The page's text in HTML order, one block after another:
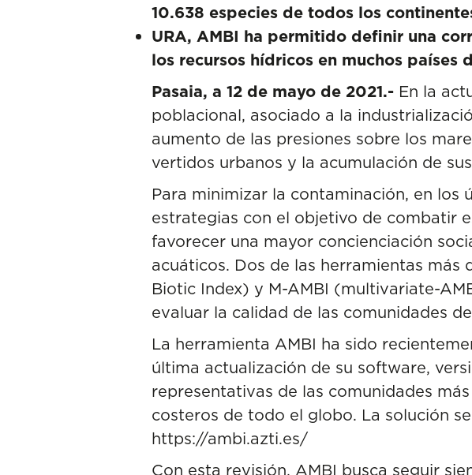
10.638 especies de todos los
URA, AMBI ha permitido definir una
los recursos hídricos en muchos países
Pasaia, a 12 de mayo de 2021.- En la
poblacional, asociado a la
aumento de las presiones sobre los
vertidos urbanos y la acumulación de
Para minimizar la contaminación, en
estrategias con el objetivo de combatir
favorecer una mayor concienciación
acuáticos. Dos de las herramientas
Biotic Index) y M-AMBI (multivariate-
evaluar la calidad de las comunidades
La herramienta AMBI ha sido
última actualización de su software,
representativas de las comunidades
costeros de todo el globo. La solución
https://ambi.azti.es/
Con esta revisión, AMBI busca seguir